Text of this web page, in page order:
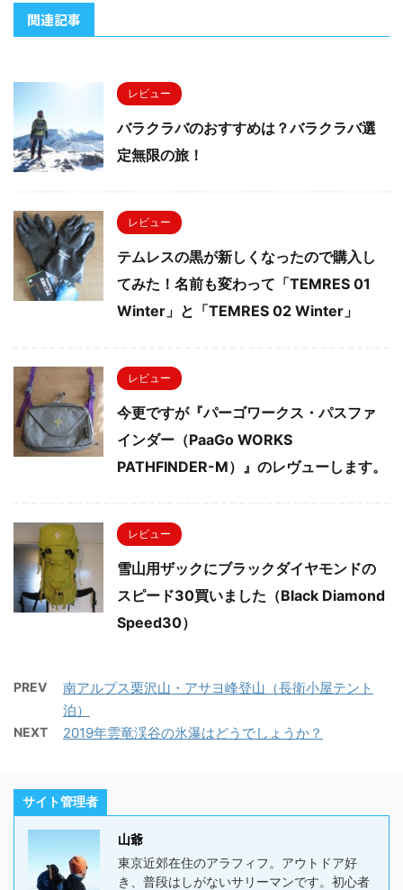
関連記事
レビュー
バラクラバのおすすめは？バラクラバ選
定無限の旅！
レビュー
テムレスの黒が新しくなったので購入し
てみた！名前も変わって「TEMRES 01
Winter」と「TEMRES 02 Winter」
レビュー
今更ですが『パーゴワークス・パスファ
インダー（PaaGo WORKS
PATHFINDER-M）』のレヴューします。
レビュー
雪山用ザックにブラックダイヤモンドの
スピード30買いました（Black Diamond
Speed30）
PREV
南アルプス栗沢山・アサヨ峰登山（長衛小屋テント
泊）
NEXT 2019年雲竜渓谷の氷瀑はどうでしょうか？
サイト管理者
山爺
東京近郊在住のアラフィフ。アウトドア好
き、普段はしがないサリーマンです。初心者